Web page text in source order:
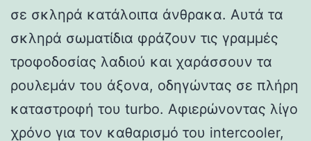
σε σκληρά κατάλοιπα άνθρακα. Αυτά τα
σκληρά σωματίδια φράζουν τις γραμμές
τροφοδοσίας λαδιού και χαράσσουν τα
ρουλεμάν του άξονα, οδηγώντας σε πλήρη
καταστροφή του turbo. Αφιερώνοντας λίγο
χρόνο για τον καθαρισμό του intercooler,